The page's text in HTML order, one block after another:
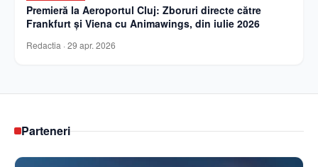
Premieră la Aeroportul Cluj: Zboruri directe către
Frankfurt și Viena cu Animawings, din iulie 2026
Redactia · 29 apr. 2026
Parteneri